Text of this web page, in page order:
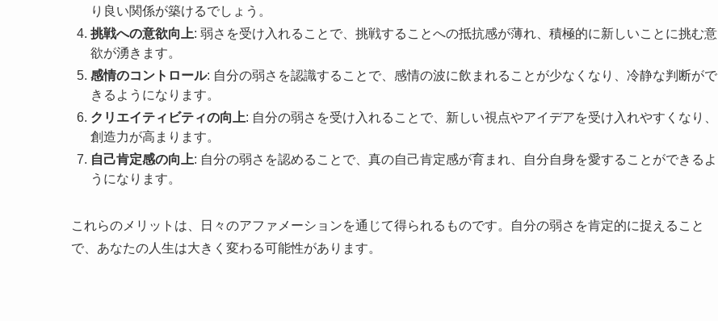
り良い関係が築けるでしょう。
挑戦への意欲向上: 弱さを受け入れることで、挑戦することへの抵抗感が薄れ、積極的に新しいことに挑む意
欲が湧きます。
感情のコントロール: 自分の弱さを認識することで、感情の波に飲まれることが少なくなり、冷静な判断がで
きるようになります。
クリエイティビティの向上: 自分の弱さを受け入れることで、新しい視点やアイデアを受け入れやすくなり、
創造力が高まります。
自己肯定感の向上: 自分の弱さを認めることで、真の自己肯定感が育まれ、自分自身を愛することができるよ
うになります。
これらのメリットは、日々のアファメーションを通じて得られるものです。自分の弱さを肯定的に捉えること
で、あなたの人生は大きく変わる可能性があります。